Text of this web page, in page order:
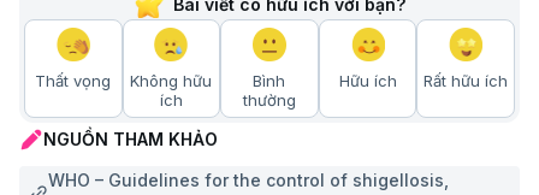
Bài viết có hữu ích với bạn?
Thất vọng
Không hữu
ích
Bình
thường
Hữu ích Rất hữu ích
NGUỒN THAM KHẢO
WHO – Guidelines for the control of shigellosis,